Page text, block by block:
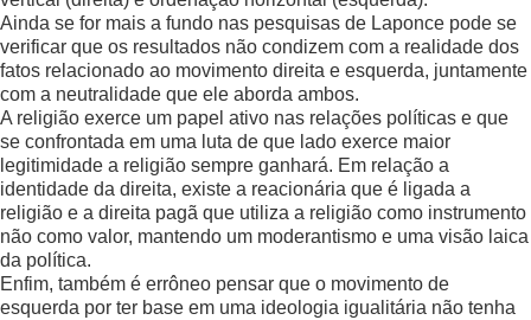
Ainda se for mais a fundo nas pesquisas de Laponce pode se
verificar que os resultados não condizem com a realidade dos
fatos relacionado ao movimento direita e esquerda, juntamente
com a neutralidade que ele aborda ambos.
A religião exerce um papel ativo nas relações políticas e que
se confrontada em uma luta de que lado exerce maior
legitimidade a religião sempre ganhará. Em relação a
identidade da direita, existe a reacionária que é ligada a
religião e a direita pagã que utiliza a religião como instrumento
não como valor, mantendo um moderantismo e uma visão laica
da política.
Enfim, também é errôneo pensar que o movimento de
esquerda por ter base em uma ideologia igualitária não tenha